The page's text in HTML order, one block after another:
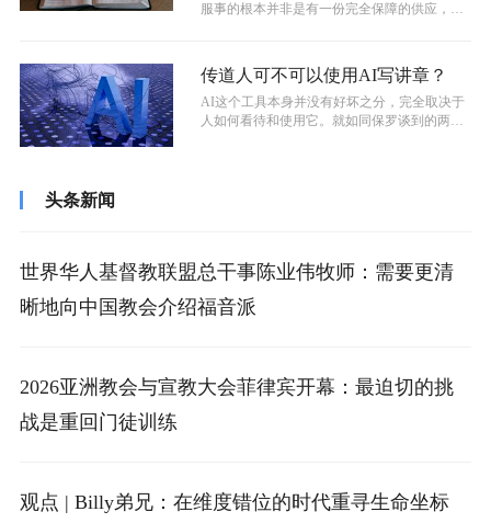
服事的根本并非是有一份完全保障的供应，而
传道人可不可以使用AI写讲章？
AI这个工具本身并没有好坏之分，完全取决于
人如何看待和使用它。就如同保罗谈到的两个
头条新闻
世界华人基督教联盟总干事陈业伟牧师：需要更清
晰地向中国教会介绍福音派
2026亚洲教会与宣教大会菲律宾开幕：最迫切的挑
战是重回门徒训练
观点 | Billy弟兄：在维度错位的时代重寻生命坐标